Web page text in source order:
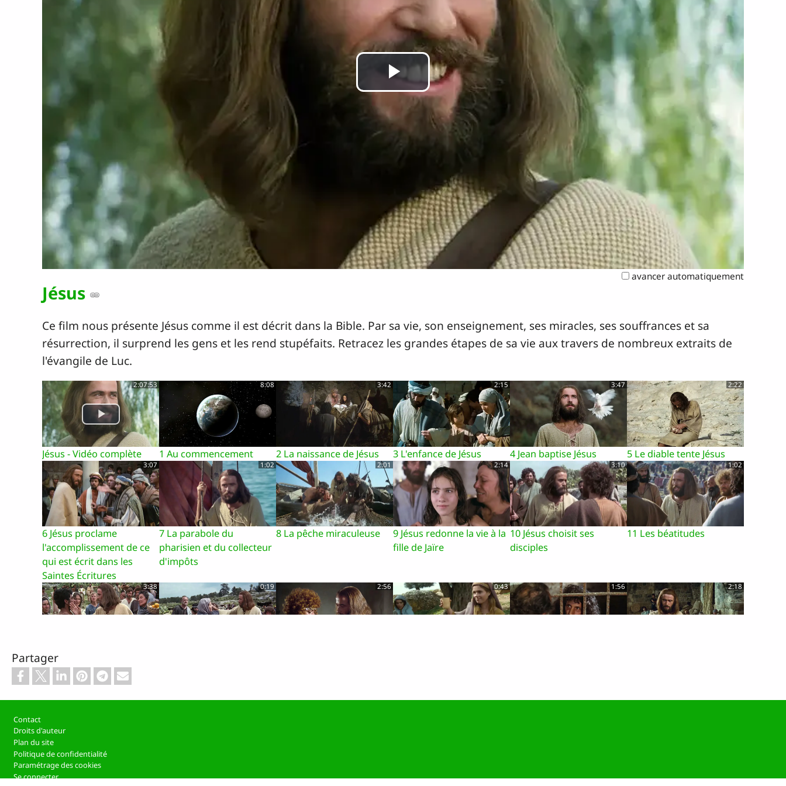
Lire
la
vidéo
avancer automatiquement
Jésus
Ce film nous présente Jésus comme il est décrit dans la Bible. Par sa vie, son enseignement, ses miracles, ses souffrances et sa
résurrection, il surprend les gens et les rend stupéfaits. Retracez les grandes étapes de sa vie aux travers de nombreux extraits de
l'évangile de Luc.
2:07:53
Jésus - Vidéo complète
8:08
1 Au commencement
3:42
2 La naissance de Jésus
2:15
3 L'enfance de Jésus
3:47
4 Jean baptise Jésus
2:22
5 Le diable tente Jésus
3:07
6 Jésus proclame
l'accomplissement de ce
qui est écrit dans les
Saintes Écritures
1:02
7 La parabole du
pharisien et du collecteur
d'impôts
2:01
8 La pêche miraculeuse
2:14
9 Jésus redonne la vie à la
fille de Jaïre
3:10
10 Jésus choisit ses
disciples
1:02
11 Les béatitudes
3:38
12 Le discours sur la
montagne
0:19 2:56 0:43 1:56 2:18
18 La parabole de la
lampe
tempête
possédé
personnes
Jésus est le Christ
Partager
Footer
Contact
Droits d'auteur
Plan du site
Politique de confidentialité
Paramétrage des cookies
Se connecter